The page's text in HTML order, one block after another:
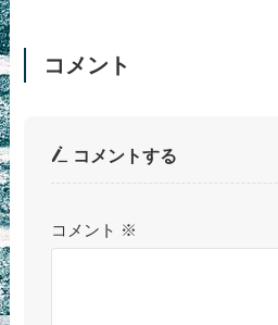
コメント
コメントする
コメント ※